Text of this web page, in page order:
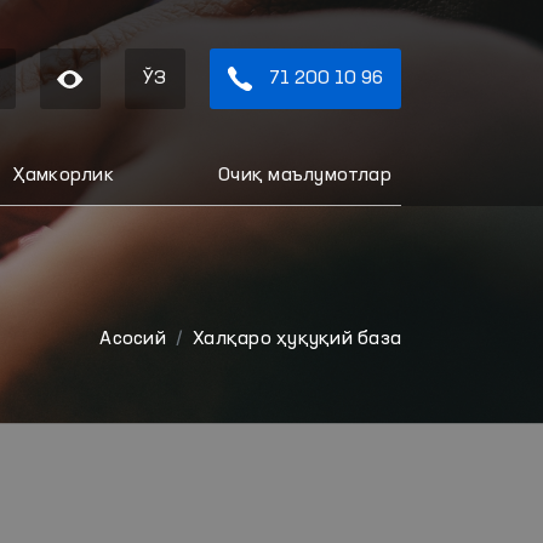
ЎЗ 71 200 10 96
Ҳамкорлик Очиқ маълумотлар
Aсосий Халқаро ҳуқуқий база